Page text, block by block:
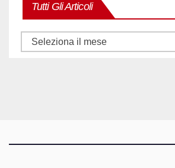
Tutti Gli Articoli
Tutti